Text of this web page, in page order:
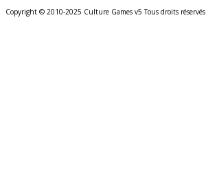
Copyright © 2010-2025 Culture Games v5 Tous droits réservés.